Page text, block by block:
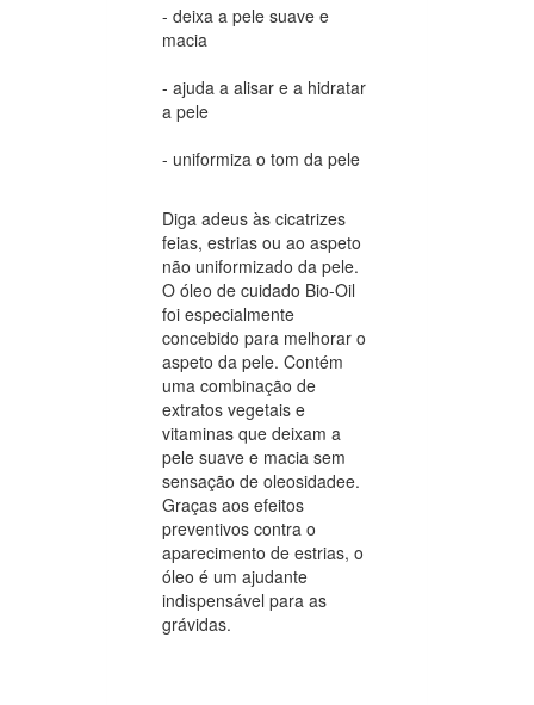
- deixa a pele suave e
macia
- ajuda a alisar e a hidratar
a pele
- uniformiza o tom da pele
Diga adeus às cicatrizes
feias, estrias ou ao aspeto
não uniformizado da pele.
O óleo de cuidado Bio-Oil
foi especialmente
concebido para melhorar o
aspeto da pele. Contém
uma combinação de
extratos vegetais e
vitaminas que deixam a
pele suave e macia sem
sensação de oleosidadee.
Graças aos efeitos
preventivos contra o
aparecimento de estrias, o
óleo é um ajudante
indispensável para as
grávidas.